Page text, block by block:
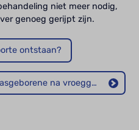
niet meer nodig,
genoeg gerijpt zijn.
ontstaan?
Wat verandert er voor een pasgeborene na vroeggeboorte?